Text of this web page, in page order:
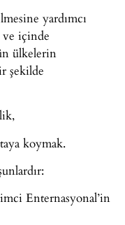
yardımcı
ve içinde
ülkelerin
şekilde
koymak.
Enternasyonal’in